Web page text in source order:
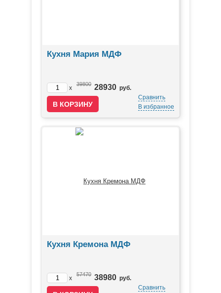
Кухня Мария МДФ
x
39800 28930 руб.
Сравнить
В избранное
Кухня Кремона МДФ
x
57470 38980 руб.
Сравнить